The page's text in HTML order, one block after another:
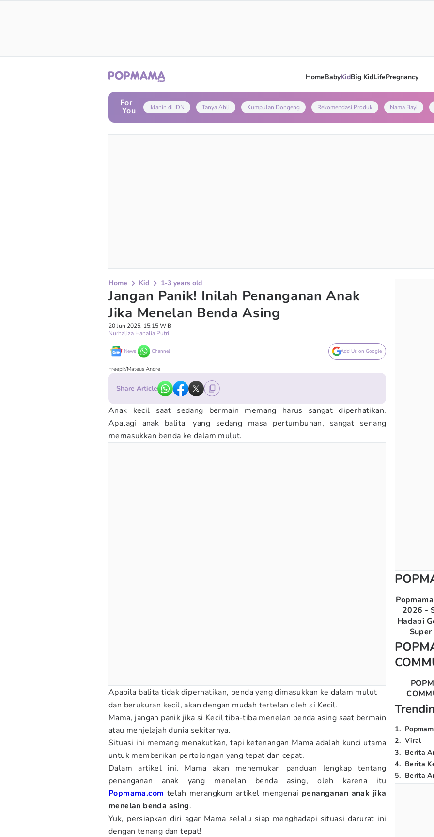
HomeBabyKidBig KidLifePregnancy
For
You Iklanin di IDN Tanya Ahli Kumpulan Dongeng Rekomendasi Produk Nama Bayi
Home Kid 1-3 years old
Jangan Panik! Inilah Penanganan Anak
Jika Menelan Benda Asing
20 Jun 2025, 15:15 WIB
Nurhaliza Hanalia Putri
News Channel Add Us on Google
Freepik/Mateus Andre
Share Article
Anak kecil saat sedang bermain memang harus sangat diperhatikan.
Apalagi anak balita, yang sedang masa pertumbuhan, sangat senang
memasukkan benda ke dalam mulut.
Apabila balita tidak diperhatikan, benda yang dimasukkan ke dalam mulut
dan berukuran kecil, akan dengan mudah tertelan oleh si Kecil.
Mama, jangan panik jika si Kecil tiba-tiba menelan benda asing saat bermain
atau menjelajah dunia sekitarnya.
Situasi ini memang menakutkan, tapi ketenangan Mama adalah kunci utama
untuk memberikan pertolongan yang tepat dan cepat.
Dalam artikel ini, Mama akan menemukan panduan lengkap tentang
penanganan anak yang menelan benda asing, oleh karena itu
Popmama.com telah merangkum artikel mengenai penanganan anak jika
menelan benda asing.
Yuk, persiapkan diri agar Mama selalu siap menghadapi situasi darurat ini
dengan tenang dan tepat!
2026 -
Hadapi
1.
2. Viral
3. Berita
4. Berita
5. Berita